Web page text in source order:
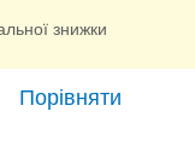
знижки
Порівняти